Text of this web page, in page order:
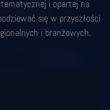
i opartej na
się w przyszłości
i branżowych.